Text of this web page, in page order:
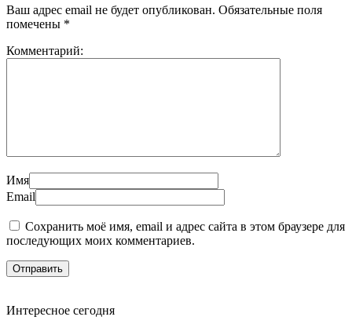
Ваш адрес email не будет опубликован. Обязательные поля
помечены *
Комментарий:
Имя
Email
Сохранить моё имя, email и адрес сайта в этом браузере для
последующих моих комментариев.
Интересное сегодня